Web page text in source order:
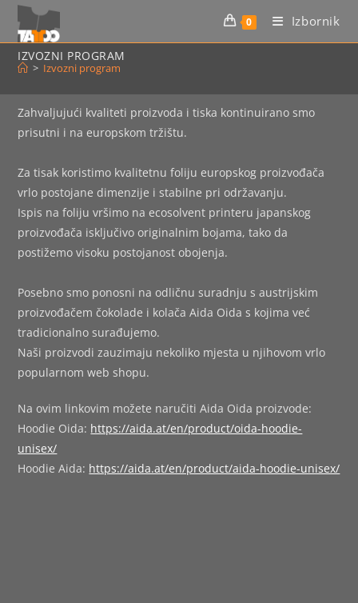
Preskoči
sadržaj
0 Izbornik
IZVOZNI PROGRAM
> Izvozni program
Zahvaljujući kvaliteti proizvoda i tiska kontinuirano smo
prisutni i na europskom tržištu.
Za tisak koristimo kvalitetnu foliju europskog proizvođača
vrlo postojane dimenzije i stabilne pri održavanju.
Ispis na foliju vršimo na ecosolvent printeru japanskog
proizvođača isključivo originalnim bojama, tako da
postižemo visoku postojanost obojenja.
Posebno smo ponosni na odličnu suradnju s austrijskim
proizvođačem čokolade i kolača Aida Oida s kojima već
tradicionalno surađujemo.
Naši proizvodi zauzimaju nekoliko mjesta u njihovom vrlo
popularnom web shopu.
Na ovim linkovim možete naručiti Aida Oida proizvode:
Hoodie Oida: https://aida.at/en/product/oida-hoodie-
unisex/
Hoodie Aida: https://aida.at/en/product/aida-hoodie-unisex/